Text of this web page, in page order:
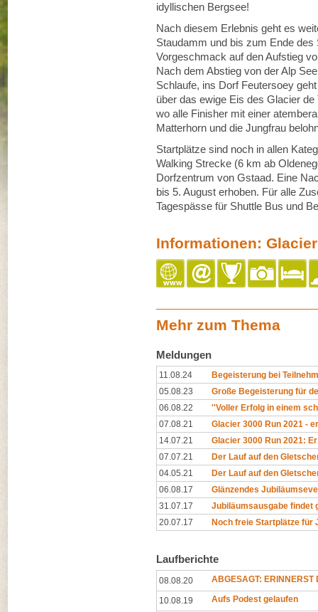
idyllischen Bergsee!
Nach diesem Erlebnis geht es
Staudamm und bis zum Ende
Vorgeschmack auf den Aufstieg
Nach dem Abstieg von der Alp
Schlaufe, ins Dorf Feutersoey
über das ewige Eis des Glacier
wo alle Finisher mit einer
Matterhorn und die Jungfrau
Startplätze sind noch in allen
Walking Strecke (6 km ab
Dorfzentrum von Gstaad. Eine
bis 5. August erhoben. Für alle
Tagespässe für Shuttle Bus und
Informationen:
Mehr zum Thema
Meldungen
11.08.24
Begeisterung bei
05.08.23
Große Begeisterung für
06.08.22
''Voller Erfolg in einem
07.08.21
Glacier 3000 Run 2021 -
14.07.21
Glacier 3000 Run 2021:
07.07.21
Der Lauf auf den
04.05.21
Der Lauf auf den
06.08.17
Glänzendes
31.07.17
Jubiläumsausgabe findet
20.07.17
Noch freie Startplätze für
Laufberichte
08.08.20 ABGESAGT: ERINNERST
10.08.19 Aufs Podest gelaufen